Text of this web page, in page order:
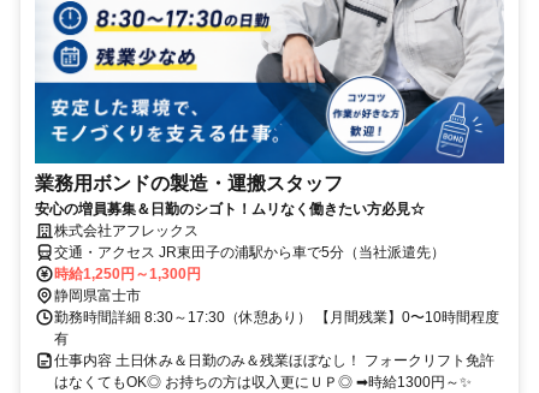
業務用ボンドの製造・運搬スタッフ
安心の増員募集＆日勤のシゴト！ムリなく働きたい方必見☆
株式会社アフレックス
交通・アクセス JR東田子の浦駅から車で5分（当社派遣先）
時給1,250円～1,300円
静岡県富士市
勤務時間詳細 8:30～17:30（休憩あり） 【月間残業】0〜10時間程度
有
仕事内容 土日休み＆日勤のみ＆残業ほぼなし！ フォークリフト免許
はなくてもOK◎ お持ちの方は収入更にＵＰ◎ ➡時給1300円～✨